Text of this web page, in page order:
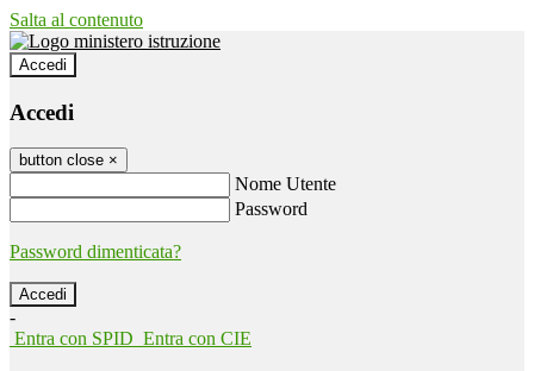
Salta al contenuto
Accedi
Accedi
button close ×
Nome Utente
Password
Password dimenticata?
-
Entra con SPID Entra con CIE